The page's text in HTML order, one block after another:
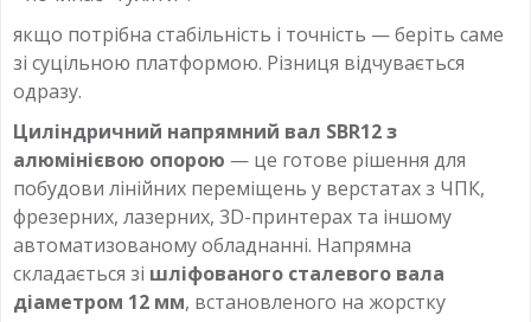
якщо потрібна стабільність і точність — беріть саме
зі суцільною платформою. Різниця відчувається
одразу.
Циліндричний напрямний вал SBR12 з
алюмінієвою опорою — це готове рішення для
побудови лінійних переміщень у верстатах з ЧПК,
фрезерних, лазерних, 3D-принтерах та іншому
автоматизованому обладнанні. Напрямна
складається зі шліфованого сталевого вала
діаметром 12 мм, встановленого на жорстку